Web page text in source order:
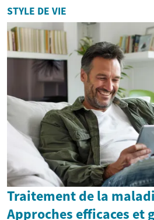
STYLE DE VIE
Traitement de la
Approches efficaces et